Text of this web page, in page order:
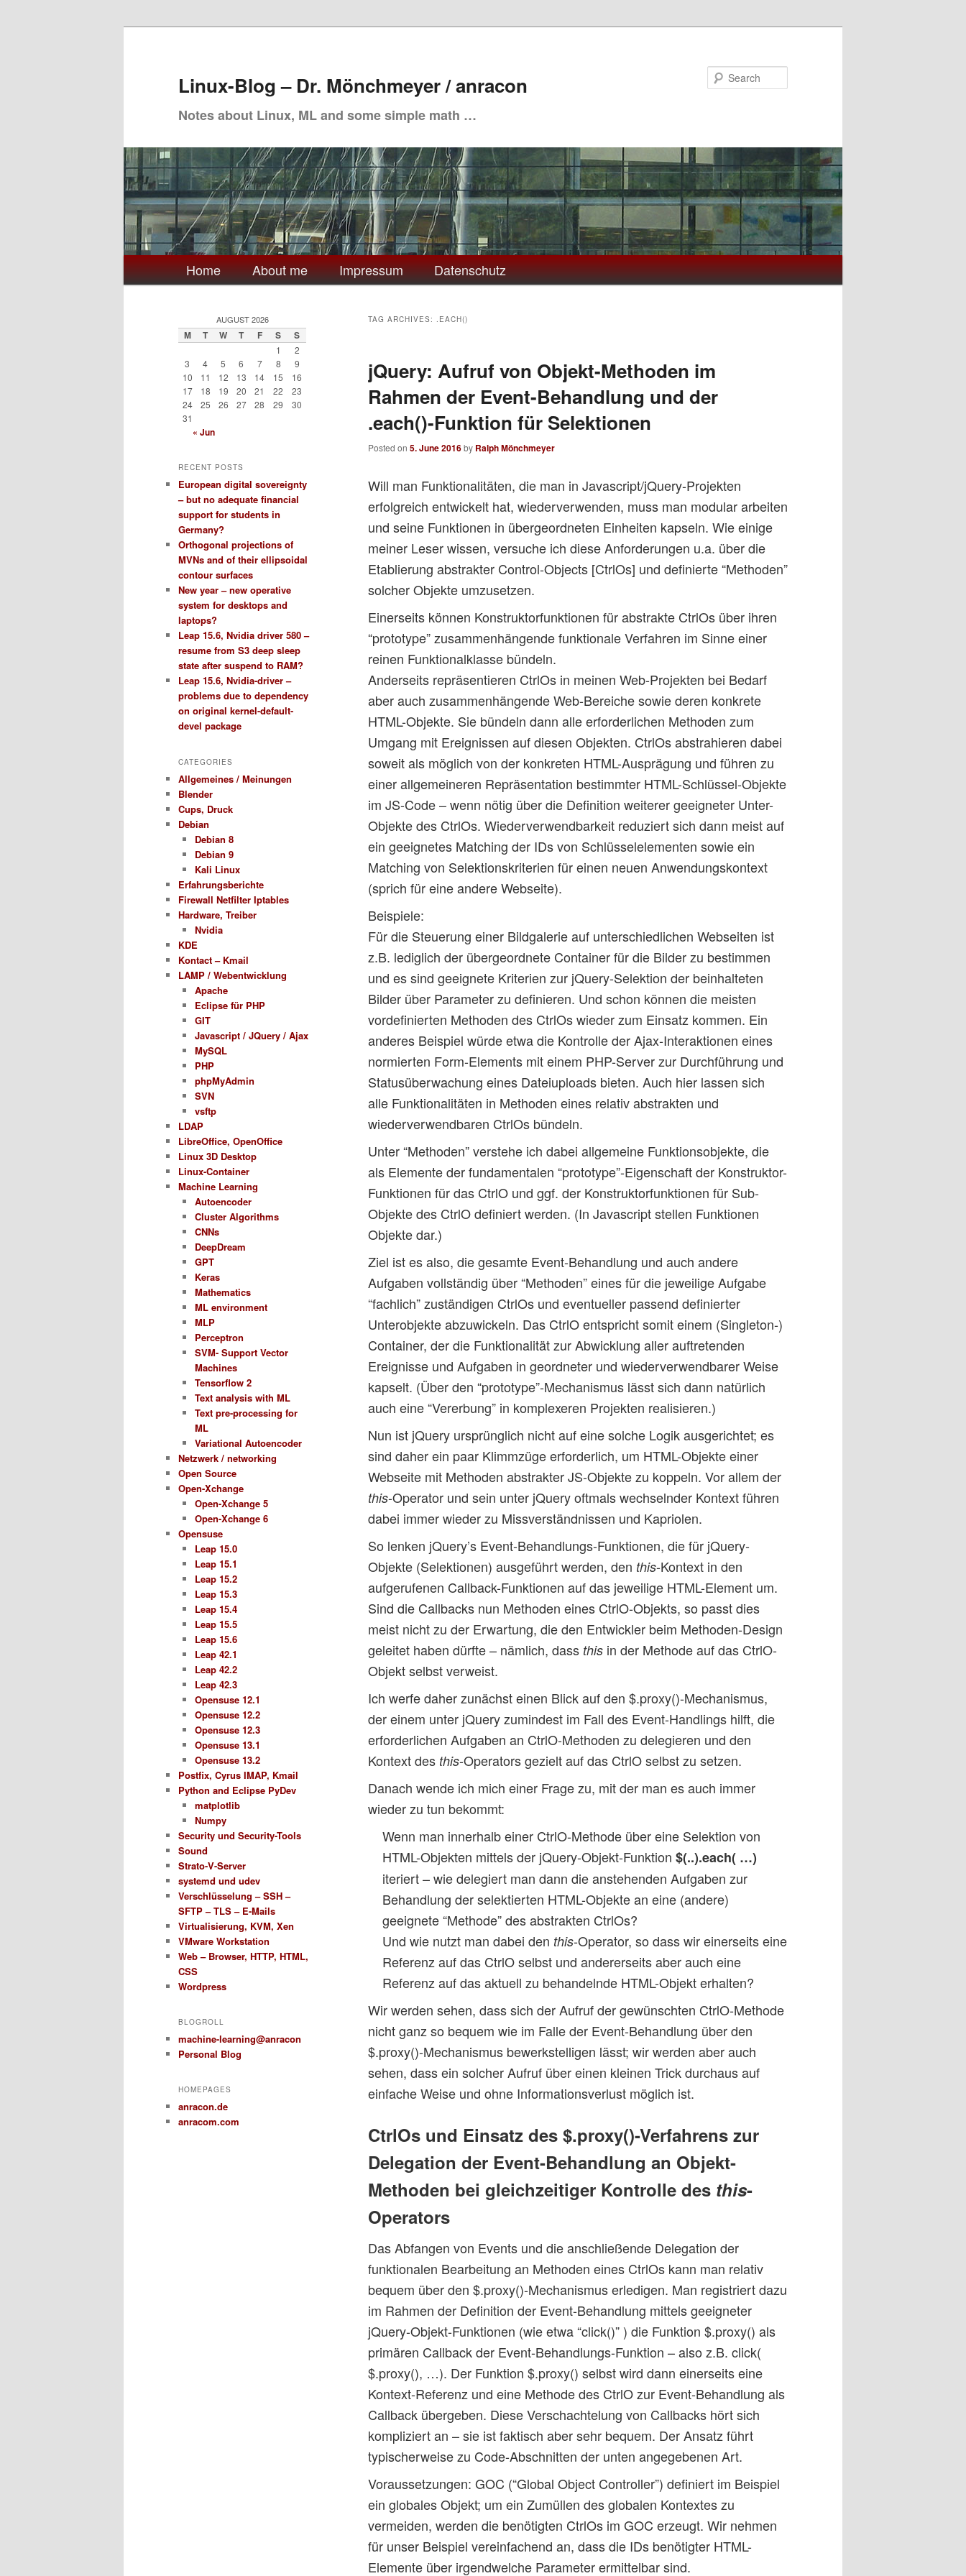
Linux-Blog – Dr. Mönchmeyer / anracon
Notes about Linux, ML and some simple math …
Main
menu
Home About me Impressum Datenschutz
TAG ARCHIVES: .EACH()
jQuery: Aufruf von Objekt-Methoden im
Rahmen der Event-Behandlung und der
.each()-Funktion für Selektionen
Posted on 5. June 2016by Ralph Mönchmeyer
Will man Funktionalitäten, die man in Javascript/jQuery-Projekten
erfolgreich entwickelt hat, wiederverwenden, muss man modular arbeiten
und seine Funktionen in übergeordneten Einheiten kapseln. Wie einige
meiner Leser wissen, versuche ich diese Anforderungen u.a. über die
Etablierung abstrakter Control-Objects [CtrlOs] und definierte “Methoden”
solcher Objekte umzusetzen.
Einerseits können Konstruktorfunktionen für abstrakte CtrlOs über ihren
“prototype” zusammenhängende funktionale Verfahren im Sinne einer
reinen Funktionalklasse bündeln.
Anderseits repräsentieren CtrlOs in meinen Web-Projekten bei Bedarf
aber auch zusammenhängende Web-Bereiche sowie deren konkrete
HTML-Objekte. Sie bündeln dann alle erforderlichen Methoden zum
Umgang mit Ereignissen auf diesen Objekten. CtrlOs abstrahieren dabei
soweit als möglich von der konkreten HTML-Ausprägung und führen zu
einer allgemeineren Repräsentation bestimmter HTML-Schlüssel-Objekte
im JS-Code – wenn nötig über die Definition weiterer geeigneter Unter-
Objekte des CtrlOs. Wiederverwendbarkeit reduziert sich dann meist auf
ein geeignetes Matching der IDs von Schlüsselelementen sowie ein
Matching von Selektionskriterien für einen neuen Anwendungskontext
(sprich für eine andere Webseite).
Beispiele:
Für die Steuerung einer Bildgalerie auf unterschiedlichen Webseiten ist
z.B. lediglich der übergeordnete Container für die Bilder zu bestimmen
und es sind geeignete Kriterien zur jQuery-Selektion der beinhalteten
Bilder über Parameter zu definieren. Und schon können die meisten
vordefinierten Methoden des CtrlOs wieder zum Einsatz kommen. Ein
anderes Beispiel würde etwa die Kontrolle der Ajax-Interaktionen eines
normierten Form-Elements mit einem PHP-Server zur Durchführung und
Statusüberwachung eines Dateiuploads bieten. Auch hier lassen sich
alle Funktionalitäten in Methoden eines relativ abstrakten und
wiederverwendbaren CtrlOs bündeln.
Unter “Methoden” verstehe ich dabei allgemeine Funktionsobjekte, die
als Elemente der fundamentalen “prototype”-Eigenschaft der Konstruktor-
Funktionen für das CtrlO und ggf. der Konstruktorfunktionen für Sub-
Objekte des CtrlO definiert werden. (In Javascript stellen Funktionen
Objekte dar.)
Ziel ist es also, die gesamte Event-Behandlung und auch andere
Aufgaben vollständig über “Methoden” eines für die jeweilige Aufgabe
“fachlich” zuständigen CtrlOs und eventueller passend definierter
Unterobjekte abzuwickeln. Das CtrlO entspricht somit einem (Singleton-)
Container, der die Funktionalität zur Abwicklung aller auftretenden
Ereignisse und Aufgaben in geordneter und wiederverwendbarer Weise
kapselt. (Über den “prototype”-Mechanismus lässt sich dann natürlich
auch eine “Vererbung” in komplexeren Projekten realisieren.)
Nun ist jQuery ursprünglich nicht auf eine solche Logik ausgerichtet; es
sind daher ein paar Klimmzüge erforderlich, um HTML-Objekte einer
Webseite mit Methoden abstrakter JS-Objekte zu koppeln. Vor allem der
this-Operator und sein unter jQuery oftmals wechselnder Kontext führen
dabei immer wieder zu Missverständnissen und Kapriolen.
So lenken jQuery’s Event-Behandlungs-Funktionen, die für jQuery-
Objekte (Selektionen) ausgeführt werden, den this-Kontext in den
aufgerufenen Callback-Funktionen auf das jeweilige HTML-Element um.
Sind die Callbacks nun Methoden eines CtrlO-Objekts, so passt dies
meist nicht zu der Erwartung, die den Entwickler beim Methoden-Design
geleitet haben dürfte – nämlich, dass this in der Methode auf das CtrlO-
Objekt selbst verweist.
Ich werfe daher zunächst einen Blick auf den $.proxy()-Mechanismus,
der einem unter jQuery zumindest im Fall des Event-Handlings hilft, die
erforderlichen Aufgaben an CtrlO-Methoden zu delegieren und den
Kontext des this-Operators gezielt auf das CtrlO selbst zu setzen.
Danach wende ich mich einer Frage zu, mit der man es auch immer
wieder zu tun bekommt:
Wenn man innerhalb einer CtrlO-Methode über eine Selektion von
HTML-Objekten mittels der jQuery-Objekt-Funktion $(..).each( …)
iteriert – wie delegiert man dann die anstehenden Aufgaben zur
Behandlung der selektierten HTML-Objekte an eine (andere)
geeignete “Methode” des abstrakten CtrlOs?
Und wie nutzt man dabei den this-Operator, so dass wir einerseits eine
Referenz auf das CtrlO selbst und andererseits aber auch eine
Referenz auf das aktuell zu behandelnde HTML-Objekt erhalten?
Wir werden sehen, dass sich der Aufruf der gewünschten CtrlO-Methode
nicht ganz so bequem wie im Falle der Event-Behandlung über den
$.proxy()-Mechanismus bewerkstelligen lässt; wir werden aber auch
sehen, dass ein solcher Aufruf über einen kleinen Trick durchaus auf
einfache Weise und ohne Informationsverlust möglich ist.
CtrlOs und Einsatz des $.proxy()-Verfahrens zur
Delegation der Event-Behandlung an Objekt-
Methoden bei gleichzeitiger Kontrolle des this-
Operators
Das Abfangen von Events und die anschließende Delegation der
funktionalen Bearbeitung an Methoden eines CtrlOs kann man relativ
bequem über den $.proxy()-Mechanismus erledigen. Man registriert dazu
im Rahmen der Definition der Event-Behandlung mittels geeigneter
jQuery-Objekt-Funktionen (wie etwa “click()” ) die Funktion $.proxy() als
primären Callback der Event-Behandlungs-Funktion – also z.B. click(
$.proxy(), …). Der Funktion $.proxy() selbst wird dann einerseits eine
Kontext-Referenz und eine Methode des CtrlO zur Event-Behandlung als
Callback übergeben. Diese Verschachtelung von Callbacks hört sich
kompliziert an – sie ist faktisch aber sehr bequem. Der Ansatz führt
typischerweise zu Code-Abschnitten der unten angegebenen Art.
Voraussetzungen: GOC (“Global Object Controller”) definiert im Beispiel
ein globales Objekt; um ein Zumüllen des globalen Kontextes zu
vermeiden, werden die benötigten CtrlOs im GOC erzeugt. Wir nehmen
für unser Beispiel vereinfachend an, dass die IDs benötigter HTML-
Elemente über irgendwelche Parameter ermittelbar sind.
AUGUST 2026
M T W T F S S
1
2
3
4 5 6 7 8
9
10
11 12 13 14 15
16
17
18 19 20 21 22
23
24
25 26 27 28 29
30
31
« Jun
RECENT POSTS
European digital sovereignty
– but no adequate financial
support for students in
Germany?
Orthogonal projections of
MVNs and of their ellipsoidal
contour surfaces
New year – new operative
system for desktops and
laptops?
Leap 15.6, Nvidia driver 580 –
resume from S3 deep sleep
state after suspend to RAM?
Leap 15.6, Nvidia-driver –
problems due to dependency
on original kernel-default-
devel package
CATEGORIES
Allgemeines / Meinungen
Blender
Cups, Druck
Debian
Debian 8
Debian 9
Kali Linux
Erfahrungsberichte
Firewall Netfilter Iptables
Hardware, Treiber
Nvidia
KDE
Kontact – Kmail
LAMP / Webentwicklung
Apache
Eclipse für PHP
GIT
Javascript / JQuery / Ajax
MySQL
PHP
phpMyAdmin
SVN
vsftp
LDAP
LibreOffice, OpenOffice
Linux 3D Desktop
Linux-Container
Machine Learning
Autoencoder
Cluster Algorithms
CNNs
DeepDream
GPT
Keras
Mathematics
ML environment
MLP
Perceptron
SVM- Support Vector
Machines
Tensorflow 2
Text analysis with ML
Text pre-processing for
ML
Variational Autoencoder
Netzwerk / networking
Open Source
Open-Xchange
Open-Xchange 5
Open-Xchange 6
Opensuse
Leap 15.0
Leap 15.1
Leap 15.2
Leap 15.3
Leap 15.4
Leap 15.5
Leap 15.6
Leap 42.1
Leap 42.2
Leap 42.3
Opensuse 12.1
Opensuse 12.2
Opensuse 12.3
Opensuse 13.1
Opensuse 13.2
Postfix, Cyrus IMAP, Kmail
Python and Eclipse PyDev
matplotlib
Numpy
Security und Security-Tools
Sound
Strato-V-Server
systemd und udev
Verschlüsselung – SSH –
SFTP – TLS – E-Mails
Virtualisierung, KVM, Xen
VMware Workstation
Web – Browser, HTTP, HTML,
CSS
Wordpress
BLOGROLL
machine-learning@anracon
Personal Blog
HOMEPAGES
anracon.de
anracom.com